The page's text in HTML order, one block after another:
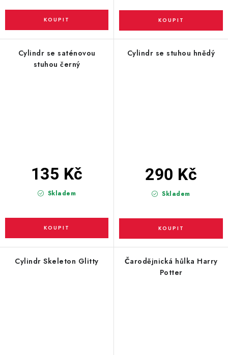
Cylindr se saténovou
stuhou černý
Skladem
135 Kč
Cylindr se stuhou hnědý
Skladem
290 Kč
Cylindr Skeleton Glitty
Čarodějnická hůlka Harry
Potter